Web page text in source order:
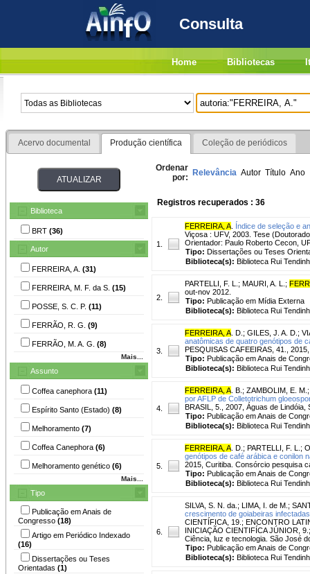
Consulta
Home Bibliotecas
Acervo documental Produção científica Coleção de periódicos
Biblioteca
BRT (36)
Autor
FERREIRA, A. (31)
FERREIRA, M. F. da S. (15)
POSSE, S. C. P. (11)
FERRÃO, R. G. (9)
FERRÃO, M. A. G. (8)
Mais...
Assunto
Coffea canephora (11)
Espírito Santo (Estado) (8)
Melhoramento (7)
Coffea Canephora (6)
Melhoramento genético (6)
Mais...
Tipo
Publicação em Anais de
Congresso (18)
Artigo em Periódico Indexado
(16)
Dissertações ou Teses
Orientadas (1)
Ordenar
por: Relevância Autor Título Ano
Registros recuperados : 36
1.
FERREIRA, A Índice de seleção e
Viçosa : UFV, 2003. Tese
Orientador: Paulo Roberto Cecon,
Tipo: Dissertações ou Teses
Biblioteca(s): Biblioteca Rui
2.
PARTELLI, F. L. ; MAURI, A. L. ;
out-nov 2012.
Tipo: Publicação em Mídia Externa
Biblioteca(s): Biblioteca Rui
3.
FERREIRA, A . D. ; GILES, J. A. D. ;
anatômicas de quatro genótipos de
PESQUISAS CAFEEIRAS, 41.,
Tipo: Publicação em Anais de
Biblioteca(s): Biblioteca Rui
4.
FERREIRA, A . B. ; ZAMBOLIM, E. M.
por AFLP de Colletotrichum
BRASIL, 5., 2007, Águas de Lindóia,
Tipo: Publicação em Anais de
Biblioteca(s): Biblioteca Rui
5.
FERREIRA, A . D. ; PARTELLI, F. L. ;
genótipos de café arábica e conilon
2015, Curitiba. Consórcio pesquisa
Tipo: Publicação em Anais de
Biblioteca(s): Biblioteca Rui
6.
SILVA, S. N. da. ; LIMA, I. de M. ;
crescimento de goiabeiras
CIENTÍFICA, 19.; ENCONTRO
INICIAÇÃO CIENTIFÍCA JÚNIOR,
Ciência, luz e tecnologia. São José
Tipo: Publicação em Anais de
Biblioteca(s): Biblioteca Rui